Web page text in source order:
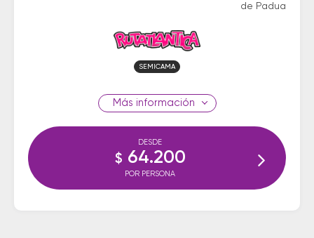
de Padua
SEMICAMA
información
DESDE
$ 64.200
POR PERSONA